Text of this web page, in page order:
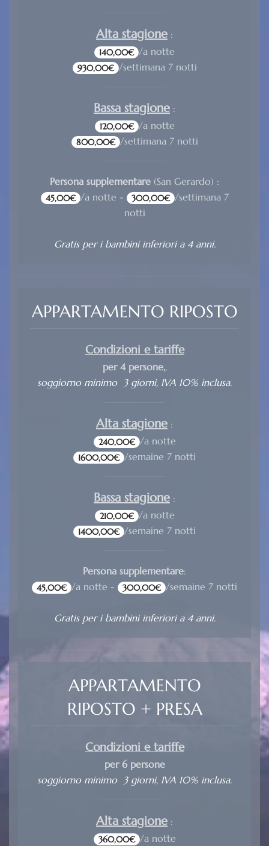
Alta stagione :
140,00€ /a notte
930,00€ /settimana 7 notti
Bassa stagione :
120,00€ /a notte
800,00€ /settimana 7 notti
Persona supplementare (San Gerardo) :
45,00€ /a notte - 300,00€ /settimana 7
notti
Gratis per i bambini inferiori a 4 anni.
APPARTAMENTO RIPOSTO
Condizioni e tariffe
per 4 persone,,
soggiorno minimo 3 giorni, IVA 10% inclusa.
Alta stagione :
240,00€ /a notte
1600,00€ /semaine 7 notti
Bassa stagione :
210,00€ /a notte
1400,00€ /semaine 7 notti
Persona supplementare:
45,00€ /a notte - 300,00€ /semaine 7 notti
Gratis per i bambini inferiori a 4 anni.
APPARTAMENTO
RIPOSTO + PRESA
Condizioni e tariffe
per 6 persone
soggiorno minimo 3 giorni, IVA 10% inclusa.
Alta stagione :
360,00€ /a notte